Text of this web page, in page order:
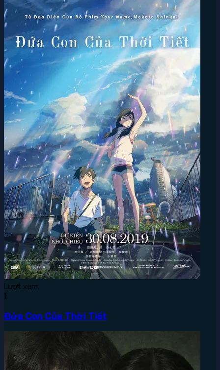
Lượt xem:
1
Đứa Con Của Thời Tiết